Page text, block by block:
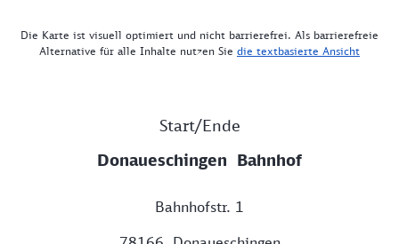
Die Karte ist visuell optimiert und nicht barrierefrei. Als barrierefreie
Alternative für alle Inhalte nutzen Sie die textbasierte Ansicht
Start/Ende
Donaueschingen Bahnhof
Bahnhofstr. 1